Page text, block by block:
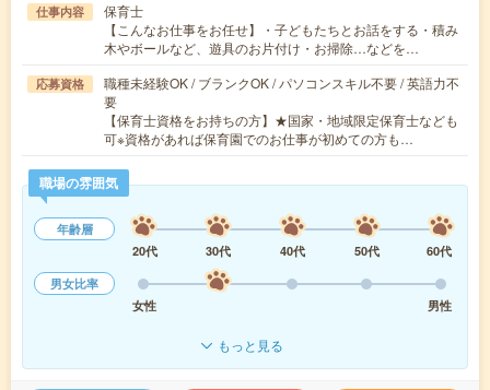
仕事内容
保育士
【こんなお仕事をお任せ】・子どもたちとお話をする・積み
木やボールなど、遊具のお片付け・お掃除…などを…
応募資格
職種未経験OK / ブランクOK / パソコンスキル不要 / 英語力不
要
【保育士資格をお持ちの方】★国家・地域限定保育士なども
可※資格があれば保育園でのお仕事が初めての方も…
職場の雰囲気
年齢層
20代
30代 40代 50代
60代
男女比率
女性
男性
もっと見る